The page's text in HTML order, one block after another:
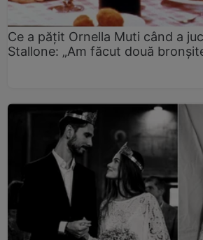
Ce a pățit Ornella Muti când a
Stallone: „Am făcut două